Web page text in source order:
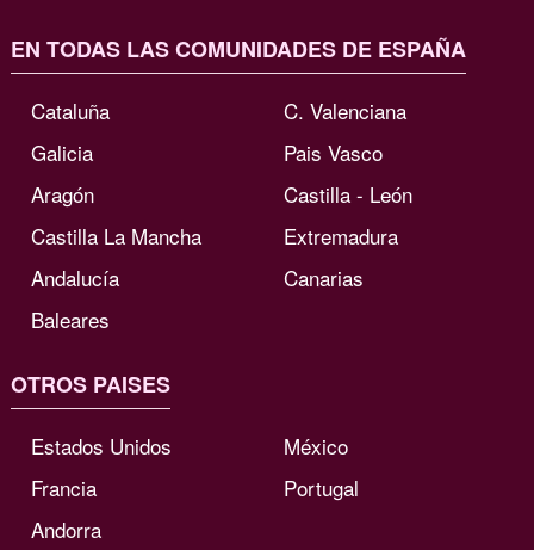
EN TODAS LAS COMUNIDADES DE ESPAÑA
Cataluña
C. Valenciana
Galicia
Pais Vasco
Aragón
Castilla - León
Castilla La Mancha
Extremadura
Andalucía
Canarias
Baleares
OTROS PAISES
Estados Unidos
México
Francia
Portugal
Andorra